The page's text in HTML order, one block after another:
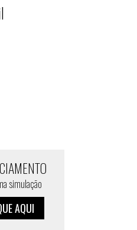
simulação
AQUI